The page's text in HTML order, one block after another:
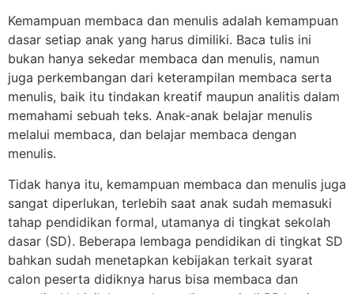
Kemampuan membaca dan menulis adalah kemampuan
dasar setiap anak yang harus dimiliki. Baca tulis ini
bukan hanya sekedar membaca dan menulis, namun
juga perkembangan dari keterampilan membaca serta
menulis, baik itu tindakan kreatif maupun analitis dalam
memahami sebuah teks. Anak-anak belajar menulis
melalui membaca, dan belajar membaca dengan
menulis.
Tidak hanya itu, kemampuan membaca dan menulis juga
sangat diperlukan, terlebih saat anak sudah memasuki
tahap pendidikan formal, utamanya di tingkat sekolah
dasar (SD). Beberapa lembaga pendidikan di tingkat SD
bahkan sudah menetapkan kebijakan terkait syarat
calon peserta didiknya harus bisa membaca dan